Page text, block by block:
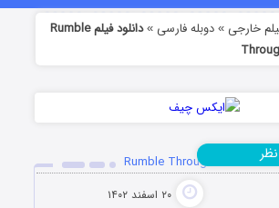
خارجی »دوبله فارسی »
دانلود فیلم Rumble
۲۰ اسفند ۱۴۰۲
نظر